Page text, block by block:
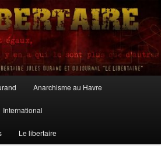
Anarchisme au Havre
International
Le libertaire